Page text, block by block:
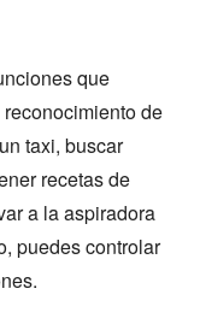
que
de
taxi, buscar
recetas de
a la aspiradora
puedes controlar